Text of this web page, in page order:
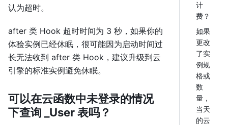
认为超时。
after 类 Hook 超时时间为 3 秒，如果你的
体验实例已经休眠，很可能因为启动时间过
长无法收到 after 类 Hook，建议升级到云
引擎的标准实例避免休眠。
可以在云函数中未登录的情况
下查询 _User 表吗？
计
费？
如果
更改
了实
例规
格或
数
量，
当天
的云